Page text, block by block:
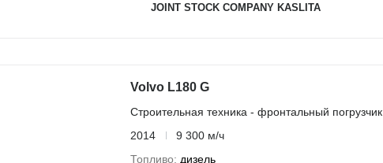
JOINT STOCK COMPANY KASLITA
Volvo L180 G
Строительная техника - фронтальный погрузчик
2014
9 300 м/ч
Топливо
дизель